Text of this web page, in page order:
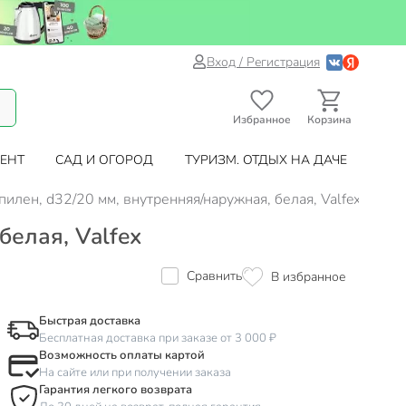
Вход / Регистрация
Избранное Корзина
САД И ОГОРОД ТУРИЗМ. ОТДЫХ НА ДАЧЕ
d32/20 мм, внутренняя/наружная, белая, Valfex
Valfex
Сравнить В избранное
Быстрая доставка
Бесплатная доставка при заказе от 3 000 ₽
Возможность оплаты картой
На сайте или при получении заказа
Гарантия легкого возврата